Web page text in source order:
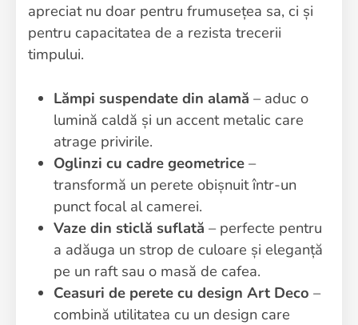
apreciat nu doar pentru frumusețea sa, ci și
pentru capacitatea de a rezista trecerii
timpului.
Lămpi suspendate din alamă – aduc o
lumină caldă și un accent metalic care
atrage privirile.
Oglinzi cu cadre geometrice –
transformă un perete obișnuit într-un
punct focal al camerei.
Vaze din sticlă suflată – perfecte pentru
a adăuga un strop de culoare și eleganță
pe un raft sau o masă de cafea.
Ceasuri de perete cu design Art Deco –
combină utilitatea cu un design care